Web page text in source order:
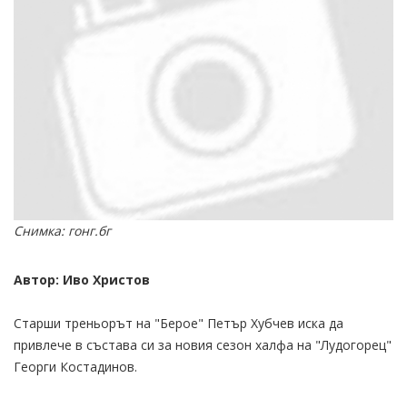
Снимка: гонг.бг
Автор: Иво Христов
Старши треньорът на "Берое" Петър Хубчев иска да
привлече в състава си за новия сезон халфa на "Лудогорец"
Георги Костадинов.